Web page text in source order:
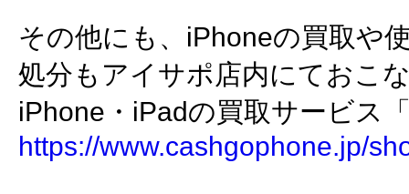
その他にも、iPhoneの買取や
処分もアイサポ店内にておこ
iPhone・iPadの買取サービス
https://www.cashgophone.jp/